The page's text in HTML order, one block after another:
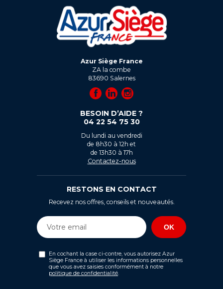
Azur Siège France
ZA la combe
83690 Salernes
BESOIN D’AIDE ?
04 22 54 75 30
Du lundi au vendredi
de 8h30 à 12h et
de 13h30 à 17h
Contactez-nous
RESTONS EN CONTACT
Recevez nos offres, conseils et nouveautés.
En cochant la case ci-contre, vous autorisez Azur
Siège France à utiliser les informations personnelles
que vous avez saisies conformément à notre
politique de confidentialité.